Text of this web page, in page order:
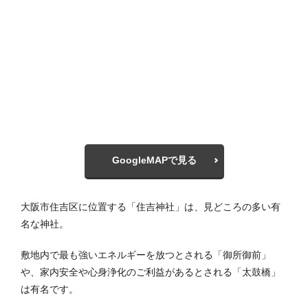
GoogleMAPで見る
大阪市住吉区に位置する「住吉神社」は、見どころの多い有
名な神社。
敷地内で最も強いエネルギーを放つとされる「御所御前」
や、家内安全や心身浄化のご利益があるとされる「太鼓橋」
は有名です。